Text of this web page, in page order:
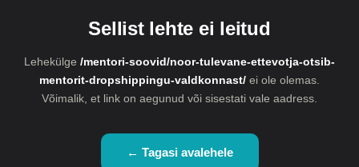
Sellist lehte ei leitud
Lehekülge /mentori-soovid/noor-tulevane-ettevotja-otsib-
mentorit-dropshippingu-valdkonnast/ ei ole olemas.
Võimalik, et link on aegunud või sisestati vale aadress.
← Tagasi avalehele